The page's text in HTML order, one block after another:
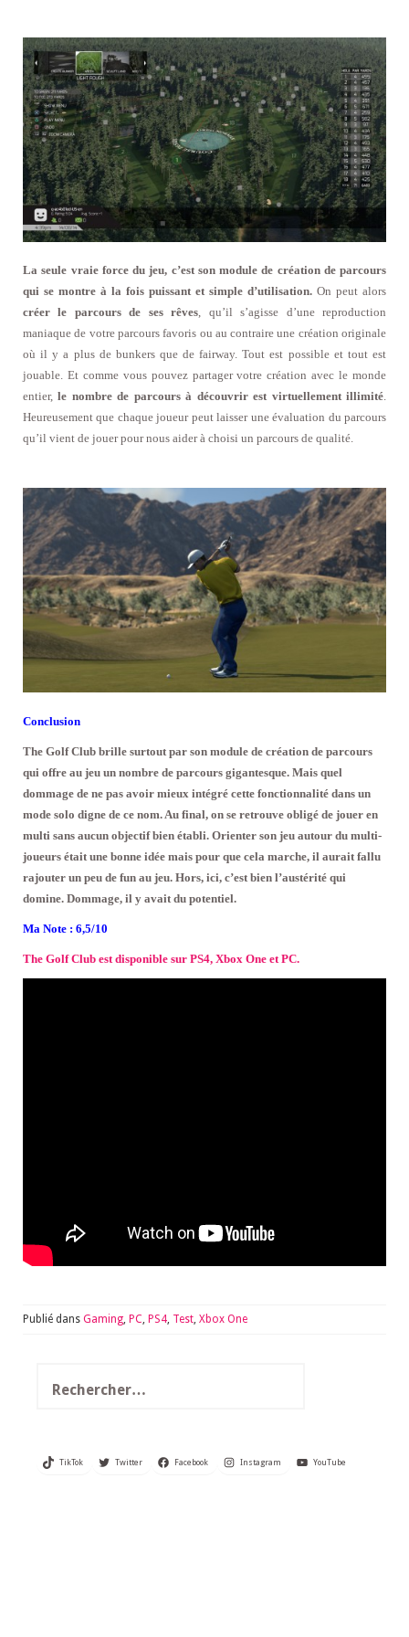
La seule vraie force du jeu, c’est son module de création de parcours
qui se montre à la fois puissant et simple d’utilisation. On peut alors
créer le parcours de ses rêves, qu’il s’agisse d’une reproduction
maniaque de votre parcours favoris ou au contraire une création originale
où il y a plus de bunkers que de fairway. Tout est possible et tout est
jouable. Et comme vous pouvez partager votre création avec le monde
entier,le nombre de parcours à découvrir est virtuellement illimité.
Heureusement que chaque joueur peut laisser une évaluation du parcours
qu’il vient de jouer pour nous aider à choisi un parcours de qualité.
Conclusion
The Golf Club brille surtout par son module de création de parcours
qui offre au jeu un nombre de parcours gigantesque. Mais quel
dommage de ne pas avoir mieux intégré cette fonctionnalité dans un
mode solo digne de ce nom. Au final, on se retrouve obligé de jouer en
multi sans aucun objectif bien établi. Orienter son jeu autour du multi-
joueurs était une bonne idée mais pour que cela marche, il aurait fallu
rajouter un peu de fun au jeu. Hors, ici, c’est bien l’austérité qui
domine. Dommage, il y avait du potentiel.
Ma Note : 6,5/10
The Golf Club est disponible sur PS4, Xbox One et PC.
Publié dans Gaming PC PS4 Test Xbox One
TikTok Twitter Facebook Instagram YouTube